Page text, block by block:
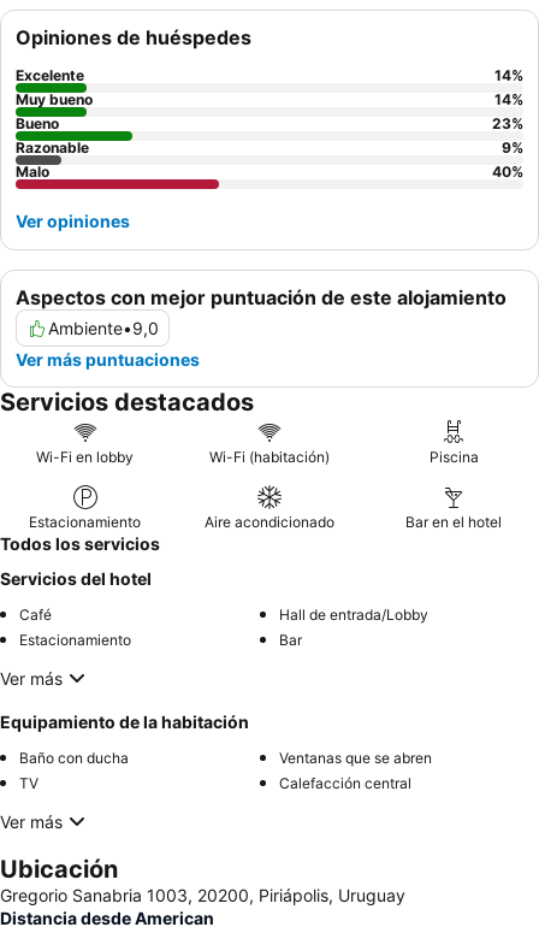
Aspectos con mejor puntuación de este alojamiento
Ambiente•9,0
Ver más puntuaciones
Opiniones de huéspedes
Excelente 14%
Muy bueno
14%
Bueno
23%
Razonable
9%
Malo
40%
Ver opiniones
Servicios destacados
Wi-Fi en lobby Wi-Fi (habitación) Piscina
Estacionamiento Aire acondicionado Bar en el hotel
Todos los servicios
Servicios del hotel
Café
Hall de entrada/Lobby
Estacionamiento
Bar
Ver más
Equipamiento de la habitación
Baño con ducha
Ventanas que se abren
TV
Calefacción central
Ver más
Ubicación
Gregorio Sanabria 1003, 20200, Piriápolis, Uruguay
Distancia desde American